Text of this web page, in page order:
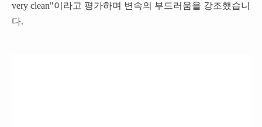
very clean"이라고 평가하며 변속의 부드러움을 강조했습니
다.